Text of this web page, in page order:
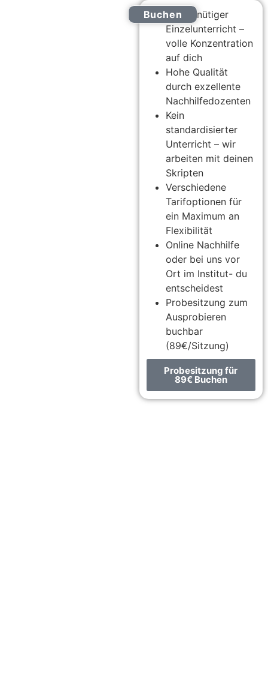
Buchen100-minütiger
Einzelunterricht –
volle Konzentration
auf dich
Hohe Qualität
durch exzellente
Nachhilfedozenten
Kein
standardisierter
Unterricht – wir
arbeiten mit deinen
Skripten
Verschiedene
Tarifoptionen für
ein Maximum an
Flexibilität
Online Nachhilfe
oder bei uns vor
Ort im Institut- du
entscheidest
Probesitzung zum
Ausprobieren
buchbar
(89€/Sitzung)
Probesitzung für
89€ Buchen